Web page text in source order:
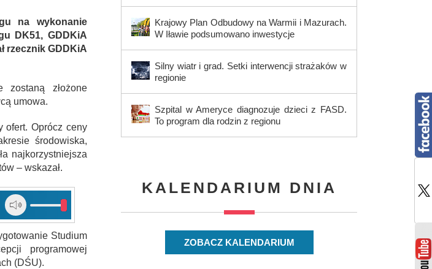
na wykonanie
DK51, GDDKiA
rzecznik GDDKiA
zostaną złożone
umowa.
ofert. Oprócz ceny
środowiska,
najkorzystniejsza
– wskazał.
Studium
programowej
(DŚU).
Krajowy Plan Odbudowy na Warmii i Mazurach.
W Iławie podsumowano inwestycje
Silny wiatr i grad. Setki interwencji strażaków w
regionie
Szpital w Ameryce diagnozuje dzieci z FASD.
To program dla rodzin z regionu
KALENDARIUM DNIA
ZOBACZ KALENDARIUM